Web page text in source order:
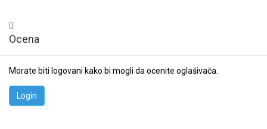
Ocena
Morate biti logovani kako bi mogli da ocenite oglašivača.